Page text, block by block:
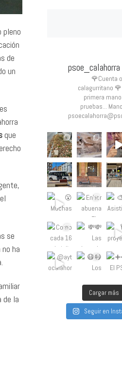
pleno
de
un
que
se
ha
de la
psoe_calahorra
🌹Cuenta
calagurritano 🌹
primera
pruebas...
Cargar más
Seguir en